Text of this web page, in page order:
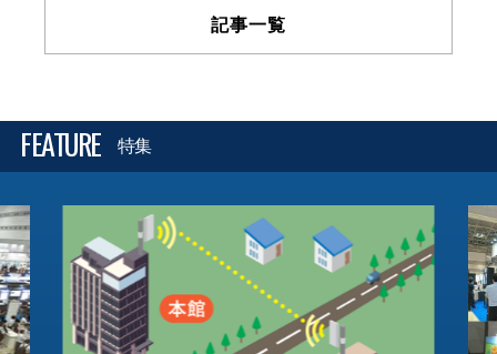
記事一覧
FEATURE 特集